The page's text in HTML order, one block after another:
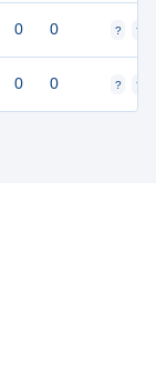
0 0 ? ?
0 0 ? ?